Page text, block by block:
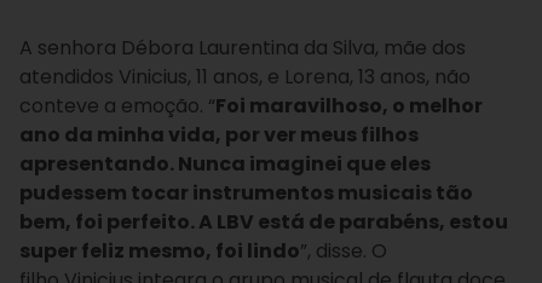
A senhora Débora Laurentina da Silva, mãe dos
atendidos Vinicius, 11 anos, e Lorena, 13 anos, não
conteve a emoção. “Foi maravilhoso, o melhor
ano da minha vida, por ver meus filhos
apresentando. Nunca imaginei que eles
pudessem tocar instrumentos musicais tão
bem, foi perfeito. A LBV está de parabéns, estou
super feliz mesmo, foi lindo”, disse. O